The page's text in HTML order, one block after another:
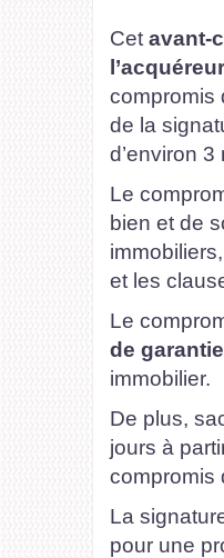
Cet avant-
l’acquéreur
compromis
de la
d’environ
Le
bien et de
et les
Le
de garantie
immobilier.
De plus,
jours à
compromis
La
pour une